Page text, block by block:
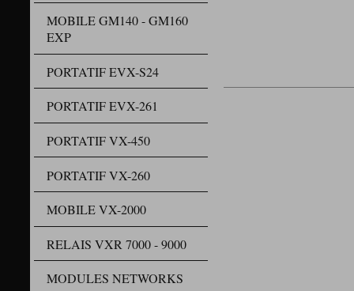
MOBILE GM140 - GM160
EXP
PORTATIF EVX-S24
PORTATIF EVX-261
PORTATIF VX-450
PORTATIF VX-260
MOBILE VX-2000
RELAIS VXR 7000 - 9000
MODULES NETWORKS